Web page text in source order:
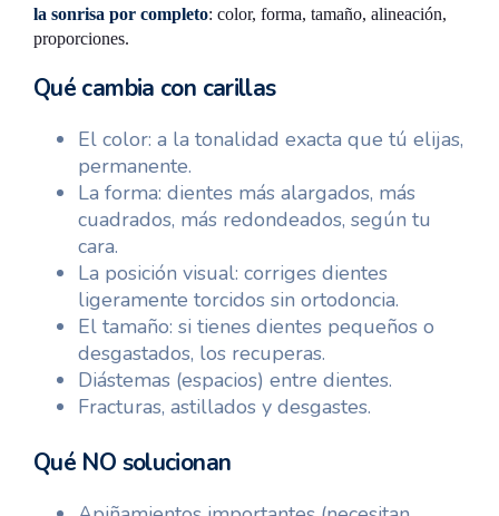
la sonrisa por completo: color, forma, tamaño, alineación,
proporciones.
Qué cambia con carillas
El color: a la tonalidad exacta que tú elijas,
permanente.
La forma: dientes más alargados, más
cuadrados, más redondeados, según tu
cara.
La posición visual: corriges dientes
ligeramente torcidos sin ortodoncia.
El tamaño: si tienes dientes pequeños o
desgastados, los recuperas.
Diástemas (espacios) entre dientes.
Fracturas, astillados y desgastes.
Qué NO solucionan